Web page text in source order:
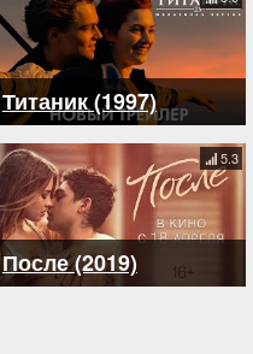
Титаник (1997)
После (2019)
5.3